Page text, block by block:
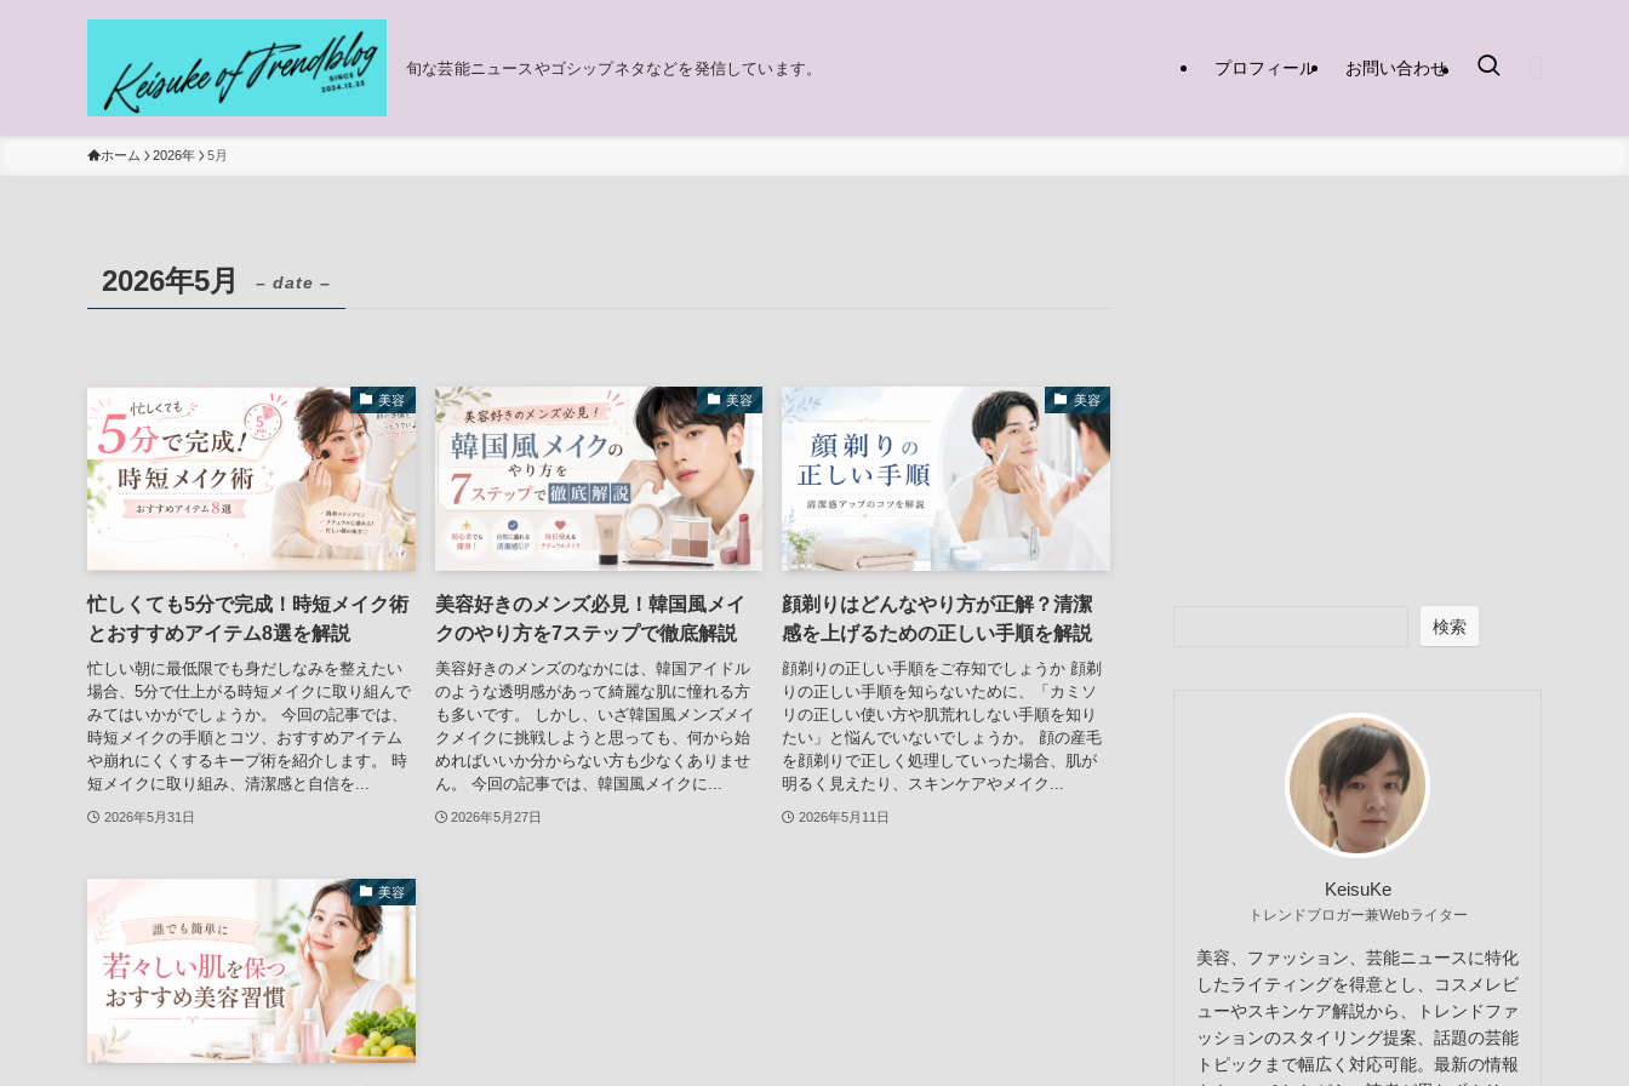
旬な芸能ニュースやゴシップネタなどを発信しています。 プロフィール お問い合わせ
ホーム 2026年 5月
2026年5月 – date –
美容
忙しくても5分で完成！時短メイク術
とおすすめアイテム8選を解説
忙しい朝に最低限でも身だしなみを整えたい
場合、5分で仕上がる時短メイクに取り組んで
みてはいかがでしょうか。 今回の記事では、
時短メイクの手順とコツ、おすすめアイテム
や崩れにくくするキープ術を紹介します。 時
短メイクに取り組み、清潔感と自信を...
2026年5月31日
美容
美容好きのメンズ必見！韓国風メイ
クのやり方を7ステップで徹底解説
美容好きのメンズのなかには、韓国アイドル
のような透明感があって綺麗な肌に憧れる方
も多いです。 しかし、いざ韓国風メンズメイ
クメイクに挑戦しようと思っても、何から始
めればいいか分からない方も少なくありませ
ん。 今回の記事では、韓国風メイクに...
2026年5月27日
美容
顔剃りはどんなやり方が正解？清潔
感を上げるための正しい手順を解説
顔剃りの正しい手順をご存知でしょうか 顔剃
りの正しい手順を知らないために、「カミソ
リの正しい使い方や肌荒れしない手順を知り
たい」と悩んでいないでしょうか。 顔の産毛
を顔剃りで正しく処理していった場合、肌が
明るく見えたり、スキンケアやメイク...
2026年5月11日
美容
検索
KeisuKe
トレンドブロガー兼Webライター
美容、ファッション、芸能ニュースに特化
したライティングを得意とし、コスメレビ
ューやスキンケア解説から、トレンドファ
ッションのスタイリング提案、話題の芸能
トピックまで幅広く対応可能。最新の情報